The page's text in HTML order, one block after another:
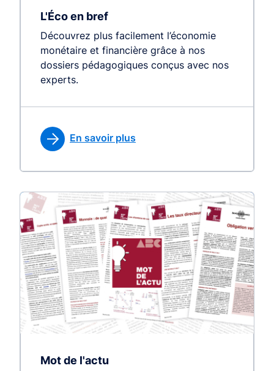
L'Éco en bref
Découvrez plus facilement l’économie
monétaire et financière grâce à nos
dossiers pédagogiques conçus avec nos
experts.
En savoir plus
Mot de l'actu